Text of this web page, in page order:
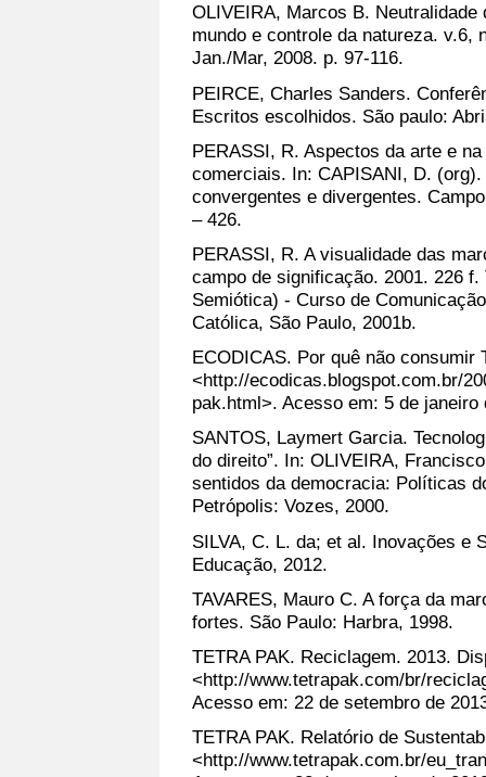
OLIVEIRA, Marcos B.
mundo e controle da natureza. v.6,
Jan./Mar, 2008. p. 97-116.
PEIRCE, Charles Sanders.
Escritos escolhidos. São paulo:
PERASSI, R. Aspectos da arte e
comerciais. In: CAPISANI, D.
convergentes e divergentes.
– 426.
PERASSI, R. A visualidade das
campo de significação. 2001. 226
Semiótica) - Curso de
Católica, São Paulo, 2001b.
ECODICAS. Por quê não consumir
<http://ecodicas.blogspot.com.br/
pak.html>. Acesso em: 5 de janeiro
SANTOS, Laymert Garcia.
do direito”. In: OLIVEIRA,
sentidos da democracia: Políticas
Petrópolis: Vozes, 2000.
SILVA, C. L. da; et al. Inovações e
Educação, 2012.
TAVARES, Mauro C. A força da
fortes. São Paulo: Harbra, 1998.
TETRA PAK. Reciclagem. 2013.
<http://www.tetrapak.com/br/
Acesso em: 22 de setembro de
TETRA PAK. Relatório de
<http://www.tetrapak.com.br/